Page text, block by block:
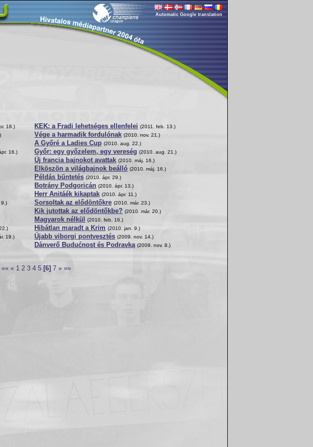
Automatic Google translation
18.)
16.)
9.)
19.)
KEK: a Fradi lehetséges ellenfelei (2011. feb. 13.)
Vége a harmadik fordulónak (2010. nov. 21.)
A Győré a Ladies Cup (2010. aug. 22.)
Győr: egy győzelem, egy vereség (2010. aug. 21.)
Új francia bajnokot avattak (2010. máj. 16.)
Elköszön a világbajnok beálló (2010. máj. 16.)
Példás büntetés (2010. ápr. 29.)
Botrány Podgoricán (2010. ápr. 13.)
Herr Anitáék kikaptak (2010. ápr. 11.)
Sorsoltak az elődöntőkre (2010. már. 23.)
Kik jutottak az elődöntőkbe? (2010. már. 20.)
Magyarok nélkül (2010. feb. 16.)
Hibátlan maradt a Krim (2010. jan. 9.)
Újabb viborgi pontvesztés (2009. nov. 14.)
Dánverő Budućnost és Podravka (2009. nov. 8.)
«« « 1 2 3 4 5 [6] 7 » »»